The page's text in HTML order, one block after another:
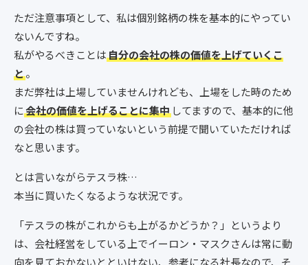
ただ注意事項として、私は個別銘柄の株を基本的にやってい
ないんですね。
私がやるべきことは自分の会社の株の価値を上げていくこ
と。
まだ弊社は上場していませんけれども、上場をした時のため
に会社の価値を上げることに集中 してますので、基本的に他
の会社の株は買っていないという前提で聞いていただければ
なと思います。
とは言いながらテスラ株…
本当に買いたくなるような状況です。
「テスラの株がこれからも上がるかどうか？」というより
は、会社経営をしている上でイーロン・マスクさんは常に動
向を見ておかないとといけない、参考になる社長なので、そ